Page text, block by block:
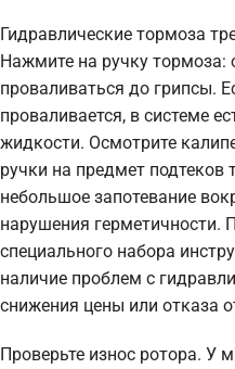
Гидравлические тормоза
Нажмите на ручку тормоза:
проваливаться до грипсы.
проваливается, в системе
жидкости. Осмотрите
ручки на предмет
небольшое запотевание
нарушения герметичности.
специального набора
наличие проблем с
снижения цены или отказа
Проверьте износ ротора. У